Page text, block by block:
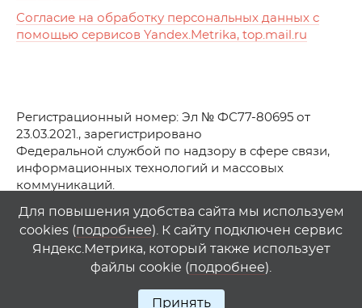
Согласие на обработку персональных данных с
помощью сервисов Yandex.Metrika, top.mail.ru
Регистрационный номер: Эл № ФС77-80695 от
23.03.2021., зарегистрировано
Федеральной службой по надзору в сфере связи,
информационных технологий и массовых
коммуникаций.
© АО Телеканал «Первый Ростовский» (2021-2025)
Любое использование материалов сайта возможно
только при указании гиперссылки на1rostov.tv
Для повышения удобства сайта мы используем
cookies (подробнее). К сайту подключен сервис
Яндекс.Метрика, который также использует
файлы cookie (подробнее).
Принять